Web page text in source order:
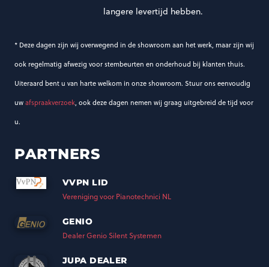
langere levertijd hebben.
* Deze dagen zijn wij overwegend in de showroom aan het werk, maar zijn wij
ook regelmatig afwezig voor stembeurten en onderhoud bij klanten thuis.
Uiteraard bent u van harte welkom in onze showroom. Stuur ons eenvoudig
uwafspraakverzoek, ook deze dagen nemen wij graag uitgebreid de tijd voor
u.
PARTNERS
VVPN LID
Vereniging voor Pianotechnici NL
GENIO
Dealer Genio Silent Systemen
JUPA DEALER